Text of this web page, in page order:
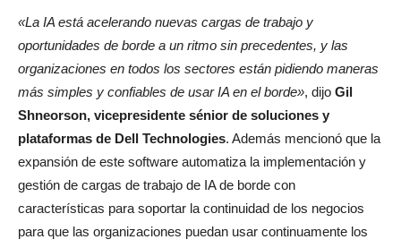
«La IA está acelerando nuevas cargas de trabajo y
oportunidades de borde a un ritmo sin precedentes, y las
organizaciones en todos los sectores están pidiendo maneras
más simples y confiables de usar IA en el borde», dijo Gil
Shneorson, vicepresidente sénior de soluciones y
plataformas de Dell Technologies. Además mencionó que la
expansión de este software automatiza la implementación y
gestión de cargas de trabajo de IA de borde con
características para soportar la continuidad de los negocios
para que las organizaciones puedan usar continuamente los